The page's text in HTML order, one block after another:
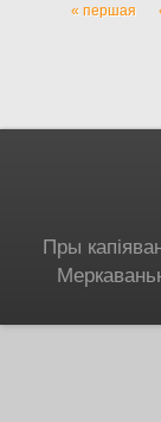
« першая
Пры